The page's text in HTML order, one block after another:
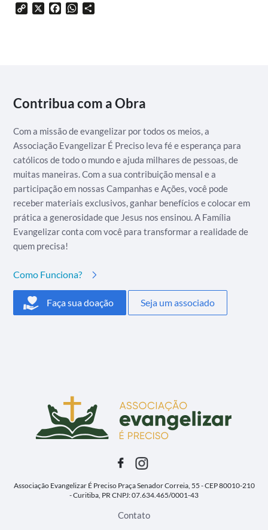
Copy X FacebookWhatsApp
Contribua com a Obra
Com a missão de evangelizar por todos os meios, a
Associação Evangelizar É Preciso leva fé e esperança para
católicos de todo o mundo e ajuda milhares de pessoas, de
muitas maneiras. Com a sua contribuição mensal e a
participação em nossas Campanhas e Ações, você pode
receber materiais exclusivos, ganhar benefícios e colocar em
prática a generosidade que Jesus nos ensinou. A Família
Evangelizar conta com você para transformar a realidade de
quem precisa!
Como Funciona?
Faça sua doação Seja um associado
Associação Evangelizar É PrecisoPraça Senador Correia, 55 - CEP 80010-210
- Curitiba, PRCNPJ: 07.634.465/0001-43
Contato